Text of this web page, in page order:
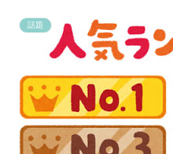
駐車場トラブル
話題